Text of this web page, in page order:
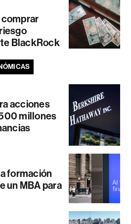
comprar
BlackRock
acciones
millones
formación
un MBA para